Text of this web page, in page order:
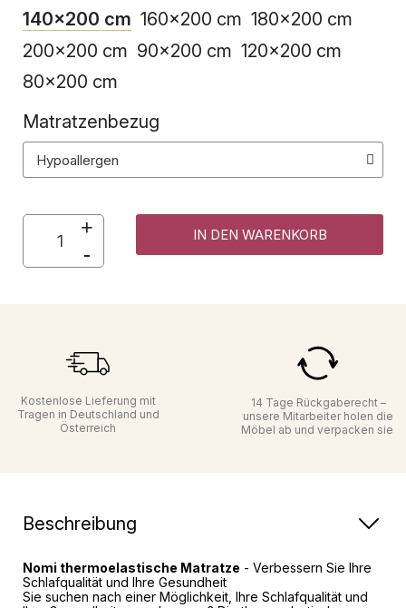
140x200 cm 160x200 cm 180x200 cm
200x200 cm 90x200 cm 120x200 cm
80x200 cm
Matratzenbezug
IN DEN WARENKORB
Kostenlose Lieferung mit
Tragen in Deutschland und
Österreich
14 Tage Rückgaberecht –
unsere Mitarbeiter holen die
Möbel ab und verpacken sie
Beschreibung
Nomi thermoelastische Matratze - Verbessern Sie Ihre
Schlafqualität und Ihre Gesundheit
Sie suchen nach einer Möglichkeit, Ihre Schlafqualität und